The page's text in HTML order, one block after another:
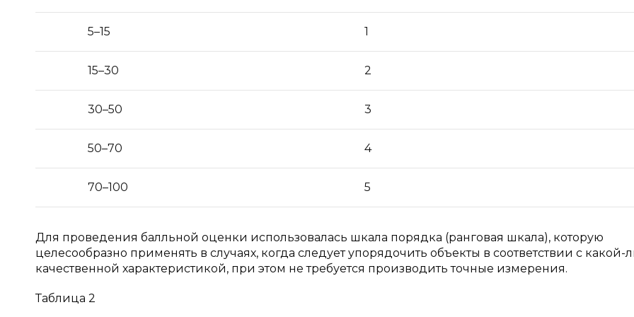
5–15 1
15–30 2
30–50 3
50–70 4
70–100 5
Для проведения балльной оценки использовалась шкала порядка (ранговая шкала), которую
целесообразно применять в случаях, когда следует упорядочить объекты в соответствии с какой-
качественной характеристикой, при этом не требуется производить точные измерения.
Таблица 2